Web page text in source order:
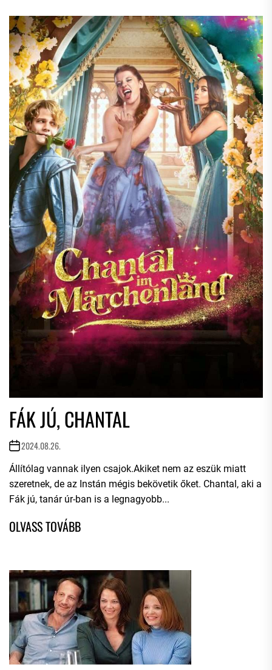
FÁK JÚ, CHANTAL
2024.08.26.
Állítólag vannak ilyen csajok.Akiket nem az eszük miatt
szeretnek, de az Instán mégis bekövetik őket. Chantal, aki a
Fák jú, tanár úr-ban is a legnagyobb...